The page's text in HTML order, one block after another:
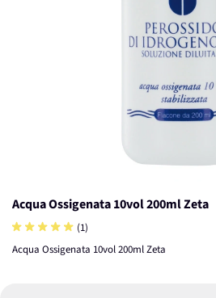
Acqua Ossigenata 10vol 200ml Zeta
(1)
Acqua Ossigenata 10vol 200ml Zeta